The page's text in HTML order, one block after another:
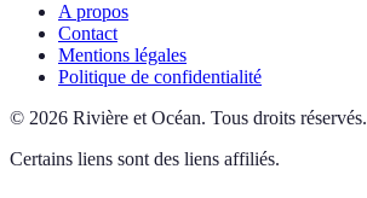
A propos
Contact
Mentions légales
Politique de confidentialité
© 2026 Rivière et Océan. Tous droits réservés.
Certains liens sont des liens affiliés.